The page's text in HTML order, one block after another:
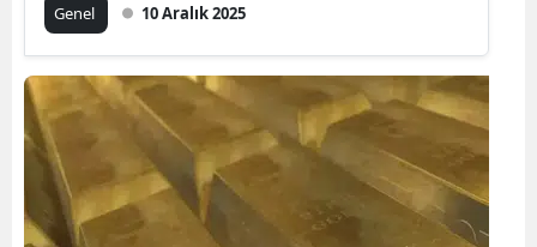
Genel 10 Aralık 2025